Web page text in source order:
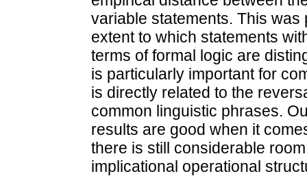
variable statements. This
extent to which statements
terms of formal logic are
is particularly important for
is directly related to the
common linguistic phrases.
results are good when it
there is still considerable
implicational operational